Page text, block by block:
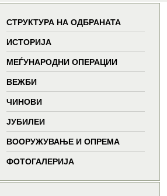
new
window
new
window
new
window
СТРУКТУРА НА ОДБРАНАТА
ИСТОРИЈА
МЕЃУНАРОДНИ ОПЕРАЦИИ
ВЕЖБИ
ЧИНОВИ
ЈУБИЛЕИ
ВООРУЖУВАЊЕ И ОПРЕМА
ФОТОГАЛЕРИЈА